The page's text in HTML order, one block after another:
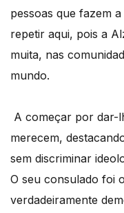
pessoas que fazem
repetir aqui, pois a
muita, nas
mundo.
A começar por dar-
merecem,
sem discriminar
O seu consulado foi
verdadeiramente